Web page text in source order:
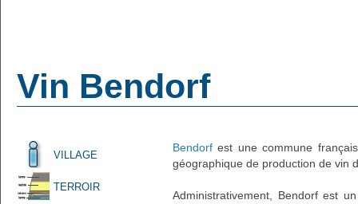
Vin Bendorf
VILLAGE
TERROIR
Bendorf est une commune
géographique de production de vin
Administrativement, Bendorf est